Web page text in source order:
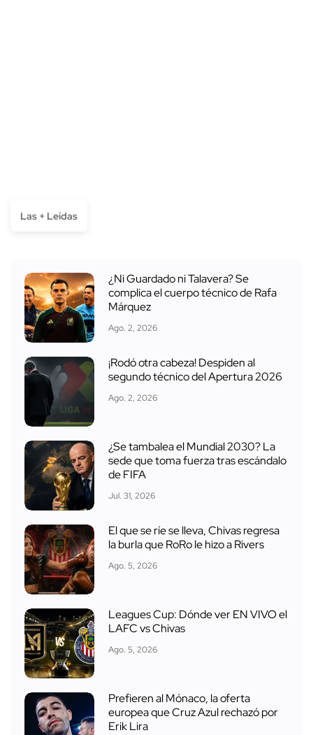
Las + Leídas
¿Ni Guardado ni Talavera? Se
complica el cuerpo técnico de Rafa
Márquez
Ago. 2, 2026
¡Rodó otra cabeza! Despiden al
segundo técnico del Apertura 2026
Ago. 2, 2026
¿Se tambalea el Mundial 2030? La
sede que toma fuerza tras escándalo
de FIFA
Jul. 31, 2026
El que se ríe se lleva, Chivas regresa
la burla que RoRo le hizo a Rivers
Ago. 5, 2026
Leagues Cup: Dónde ver EN VIVO el
LAFC vs Chivas
Ago. 5, 2026
Prefieren al Mónaco, la oferta
europea que Cruz Azul rechazó por
Erik Lira